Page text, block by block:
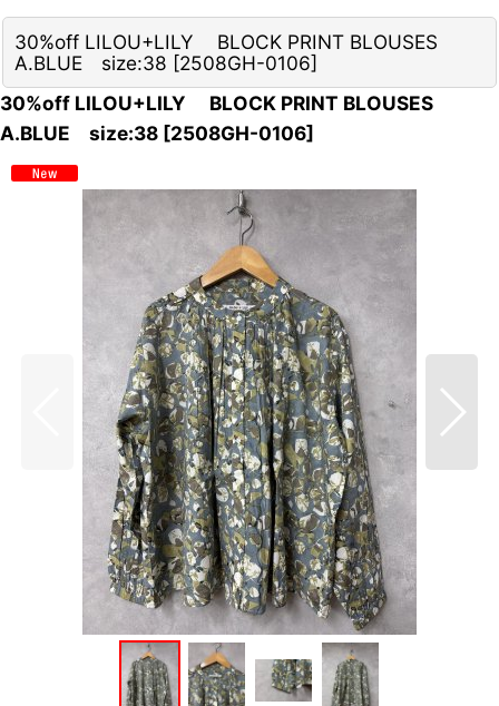
30%off LILOU+LILY BLOCK PRINT BLOUSES
A.BLUE size:38 [2508GH-0106]
30%off LILOU+LILY BLOCK PRINT BLOUSES
A.BLUE size:38 [2508GH-0106]